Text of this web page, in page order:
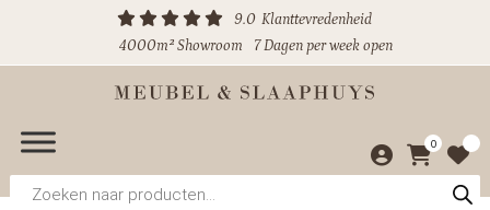
9.0 Klanttevredenheid
4000m² Showroom
7 Dagen per week open
0
Producten
zoeken